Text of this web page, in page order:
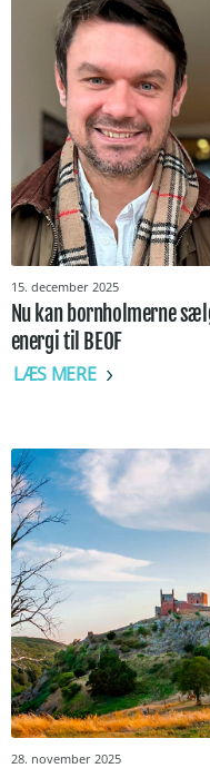
15. december 2025
Nu kan bornholmerne
energi til BEOF
LÆS MERE
28. november 2025